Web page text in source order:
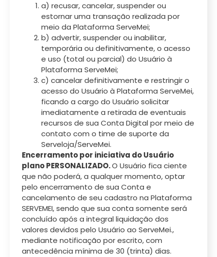
a) recusar, cancelar, suspender ou
estornar uma transação realizada por
meio da Plataforma ServeMei;
b) advertir, suspender ou inabilitar,
temporária ou definitivamente, o acesso
e uso (total ou parcial) do Usuário à
Plataforma ServeMei;
c) cancelar definitivamente e restringir o
acesso do Usuário à Plataforma ServeMei,
ficando a cargo do Usuário solicitar
imediatamente a retirada de eventuais
recursos de sua Conta Digital por meio de
contato com o time de suporte da
Serveloja/ServeMei.
Encerramento por iniciativa do Usuário
plano PERSONALIZADO.O Usuário fica ciente
que não poderá, a qualquer momento, optar
pelo encerramento de sua Conta e
cancelamento de seu cadastro na Plataforma
SERVEMEI, sendo que sua conta somente será
concluído após a integral liquidação dos
valores devidos pelo Usuário ao ServeMei.,
mediante notificação por escrito, com
antecedência mínima de 30 (trinta) dias.